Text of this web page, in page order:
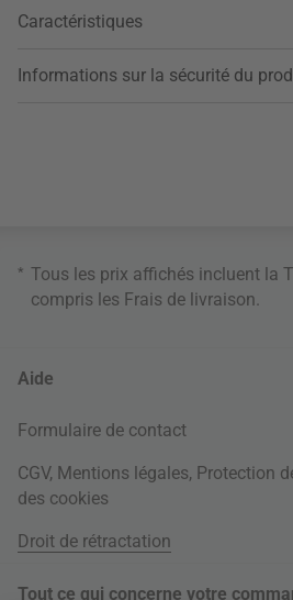
Caractéristiques
Informations sur la sécurité du
* Tous les prix affichés incluent la
compris les Frais de livraison
Aide
Formulaire de contact
CGV, Mentions légales, Protection
des cookies
Droit de rétractation
Tout ce qui concerne votre